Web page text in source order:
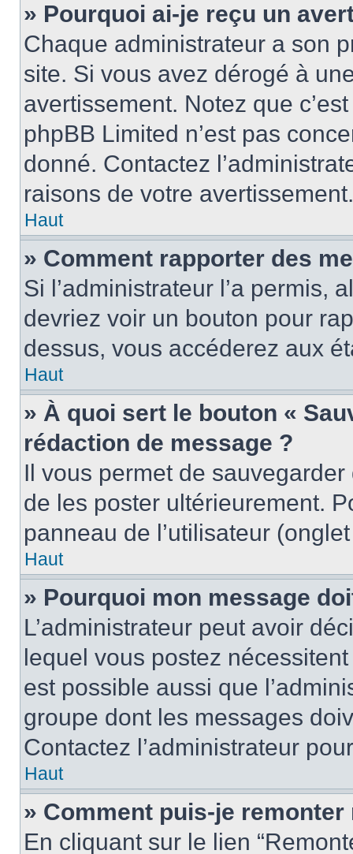
» Pourquoi ai-je reçu un
Chaque administrateur a son
site. Si vous avez dérogé à
avertissement. Notez que
phpBB Limited n’est pas
donné. Contactez
raisons de votre avertissement.
Haut
» Comment rapporter des
Si l’administrateur l’a permis,
devriez voir un bouton pour
dessus, vous accéderez aux
Haut
» À quoi sert le bouton «
rédaction de message ?
Il vous permet de
de les poster ultérieurement.
panneau de l’utilisateur
Haut
» Pourquoi mon message
L’administrateur peut avoir
lequel vous postez
est possible aussi que
groupe dont les messages
Contactez l’administrateur
Haut
» Comment puis-je
En cliquant sur le lien